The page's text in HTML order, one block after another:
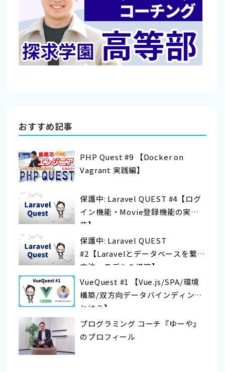
おすすめ記事
PHP Quest #9 【Docker on
Vagrant 実践編】
保護中: Laravel QUEST #4【ログ
イン機能・Movie登録機能の実
装】
保護中: Laravel QUEST
#2【Laravelとデータベースを繋ぐ
方法〜モデルの構築】
VueQuest #1 【Vue.js/SPA/環境
構築/双方向データバインディング
とは？】
プログラミング コーチ『ゆーや』
のプロフィール